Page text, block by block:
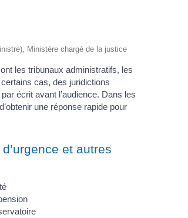
Ministère chargé de la justice
les tribunaux administratifs, les
cas, des juridictions
écrit avant l’audience. Dans les
une réponse rapide pour
et autres